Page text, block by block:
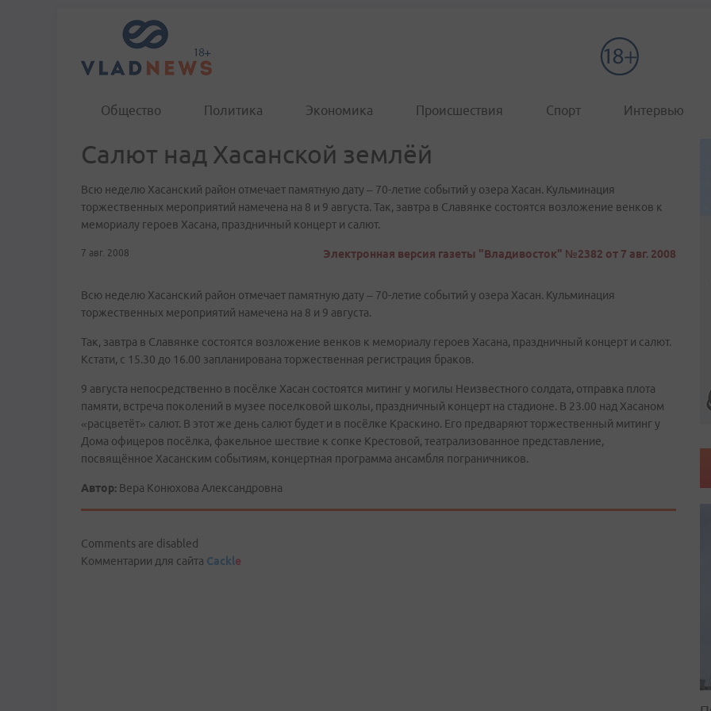
Общество Политика Экономика Происшествия Спорт Интервью
Салют над Хасанской землёй
Всю неделю Хасанский район отмечает памятную дату – 70-летие событий у озера Хасан. Кульминация
торжественных мероприятий намечена на 8 и 9 августа. Так, завтра в Славянке состоятся возложение венков к
мемориалу героев Хасана, праздничный концерт и салют.
7 авг. 2008 Электронная версия газеты "Владивосток" №2382 от 7 авг. 2008
Всю неделю Хасанский район отмечает памятную дату – 70-летие событий у озера Хасан. Кульминация
торжественных мероприятий намечена на 8 и 9 августа.
Так, завтра в Славянке состоятся возложение венков к мемориалу героев Хасана, праздничный концерт и салют.
Кстати, с 15.30 до 16.00 запланирована торжественная регистрация браков.
9 августа непосредственно в посёлке Хасан состоятся митинг у могилы Неизвестного солдата, отправка плота
памяти, встреча поколений в музее поселковой школы, праздничный концерт на стадионе. В 23.00 над Хасаном
«расцветёт» салют. В этот же день салют будет и в посёлке Краскино. Его предваряют торжественный митинг у
Дома офицеров посёлка, факельное шествие к сопке Крестовой, театрализованное представление,
посвящённое Хасанским событиям, концертная программа ансамбля пограничников.
Автор: Вера Конюхова Александровна
Comments are disabled
Комментарии для сайта Cackle